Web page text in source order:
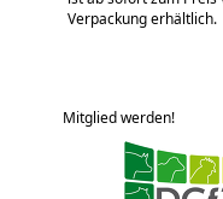
Verpackung erhältlich.
Mitglied werden!